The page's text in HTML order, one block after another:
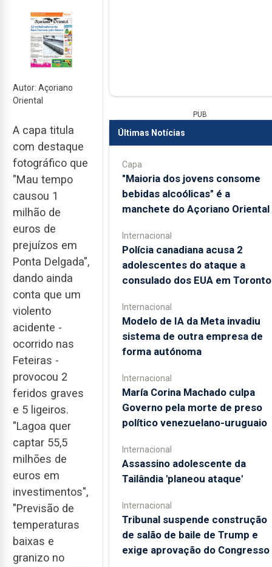
Autor: Açoriano
Oriental
A capa titula
com destaque
fotográfico que
"Mau tempo
causou 1
milhão de
euros de
prejuízos em
Ponta Delgada",
dando ainda
conta que um
violento
acidente -
ocorrido nas
Feteiras -
provocou 2
feridos graves
e 5 ligeiros.
"Lagoa quer
captar 55,5
milhões de
euros em
investimentos",
"Previsão de
temperaturas
baixas e
granizo no
PUB
Últimas Notícias
Capa
"Maioria dos jovens consome
bebidas alcoólicas" é a
manchete do Açoriano Oriental
Internacional
Polícia canadiana acusa 2
adolescentes do ataque a
consulado dos EUA em Toronto
Internacional
Modelo de IA da Meta invadiu
sistema de outra empresa de
forma autónoma
Internacional
María Corina Machado culpa
Governo pela morte de preso
político venezuelano-uruguaio
Internacional
Assassino adolescente da
Tailândia 'planeou ataque'
Internacional
Tribunal suspende construção
de salão de baile de Trump e
exige aprovação do Congresso